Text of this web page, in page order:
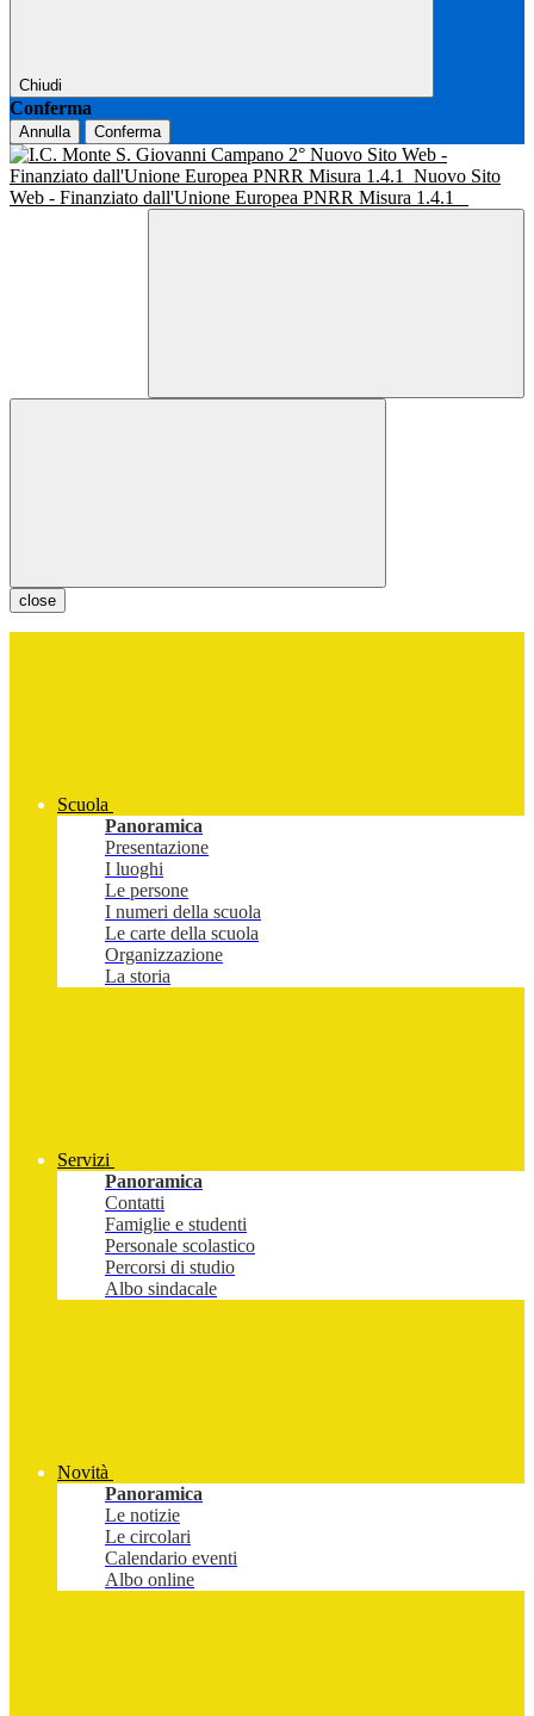
Chiudi
Conferma
Annulla Conferma
Nuovo Sito Web -
Finanziato dall'Unione Europea PNRR Misura 1.4.1
Nuovo Sito
Web - Finanziato dall'Unione Europea PNRR Misura 1.4.1
close
Scuola
Panoramica
Presentazione
I luoghi
Le persone
I numeri della scuola
Le carte della scuola
Organizzazione
La storia
Servizi
Panoramica
Contatti
Famiglie e studenti
Personale scolastico
Percorsi di studio
Albo sindacale
Novità
Panoramica
Le notizie
Le circolari
Calendario eventi
Albo online